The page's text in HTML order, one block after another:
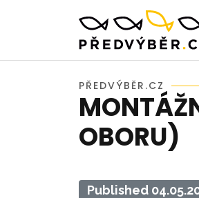
PŘEDVÝBĚR.CZ
OBORU)
Published